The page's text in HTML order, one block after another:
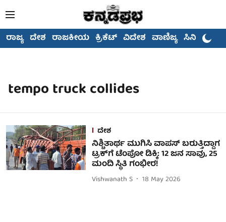
ರಾಜ್ಯ ದೇಶ ರಾಜಕೀಯ ಕ್ರಿಕೆಟ್ ವಿದೇಶ ವಾಣಿಜ್ಯ ಸಿನಿಮಾ
tempo truck collides
ದೇಶ
ನಿಶ್ಚಿತಾರ್ಥ ಮುಗಿಸಿ ವಾಪಸ್ ಬರುತ್ತಿದ್ದಾಗ
ಟ್ರಕ್​ಗೆ ಟೆಂಪೋ ಡಿಕ್ಕಿ: 12 ಜನ ಸಾವು, 25
ಮಂದಿ ಸ್ಥಿತಿ ಗಂಭೀರ!
Vishwanath S 18 May 2026